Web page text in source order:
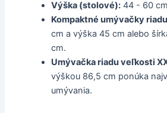
Výška (stolové): 44 - 60 cm
Kompaktné umývačky
cm a výška 45 cm alebo
cm.
Umývačka riadu veľkosti
výškou 86,5 cm ponúka
umývania.